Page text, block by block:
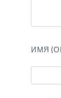
ИМЯ